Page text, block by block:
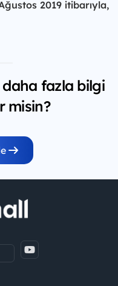
2019 itibarıyla,
daha fazla bilgi
misin?